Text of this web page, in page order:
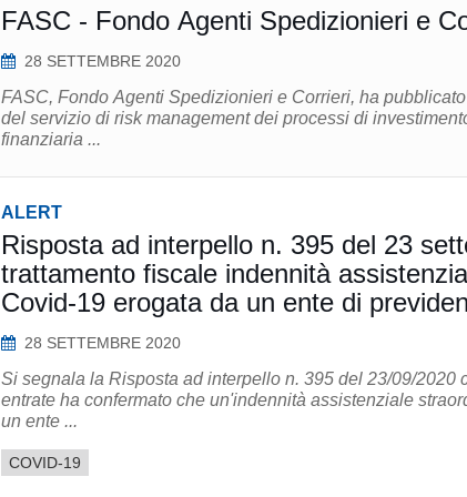
FASC - Fondo Agenti Spedizionieri e
28 SETTEMBRE 2020
FASC, Fondo Agenti Spedizionieri e Corrieri, ha
del servizio di risk management dei processi di
finanziaria ...
ALERT
Risposta ad interpello n. 395 del 23
trattamento fiscale indennità
Covid-19 erogata da un ente di
28 SETTEMBRE 2020
Si segnala la Risposta ad interpello n. 395 del 23/09/2020
entrate ha confermato che un'indennità assistenziale
un ente ...
COVID-19